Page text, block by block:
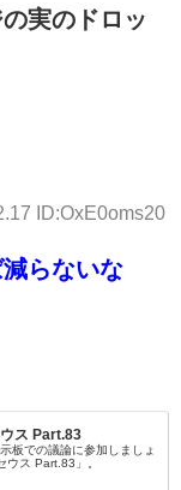
実のドロッ
ID:OxE0oms20
らないな
ス Part.83
板での議論に参加しましょ
ウス Part.83」。